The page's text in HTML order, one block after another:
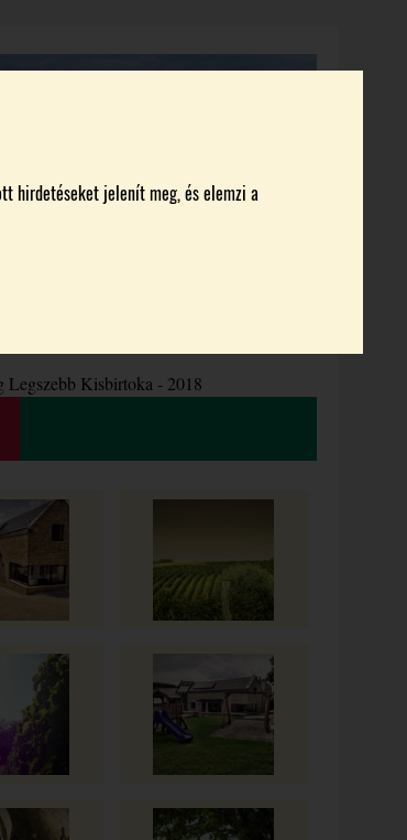
hirdetéseket jelenít meg, és elemzi a
RENDEZVÉNYEK MAGAZIN
Legszebb Kisbirtoka - 2018